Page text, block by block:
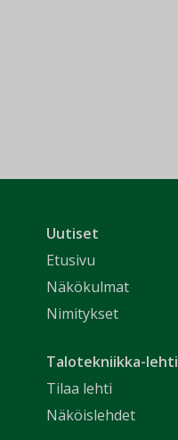
Uutiset
Etusivu
Näkökulmat
Nimitykset
Talotekniikka-lehti
Tilaa lehti
Näköislehdet